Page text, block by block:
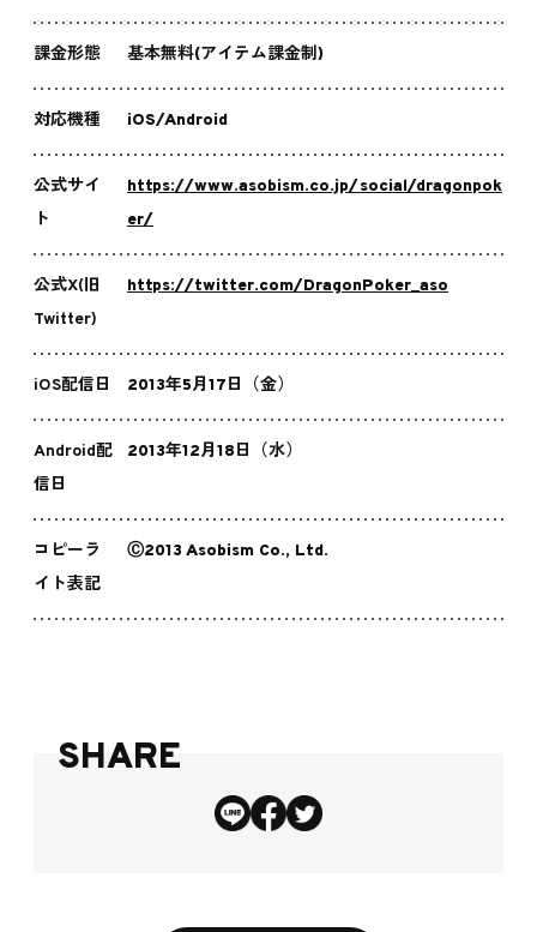
課金形態 基本無料(アイテム課金制)
対応機種 iOS/Android
公式サイ
ト
https://www.asobism.co.jp/social/dragonpok
er/
公式X(旧
Twitter)
https://twitter.com/DragonPoker_aso
iOS配信日 2013年5月17日（金）
Android配
信日
2013年12月18日（水）
コピーラ
イト表記
Ⓒ2013 Asobism Co., Ltd.
SHARE